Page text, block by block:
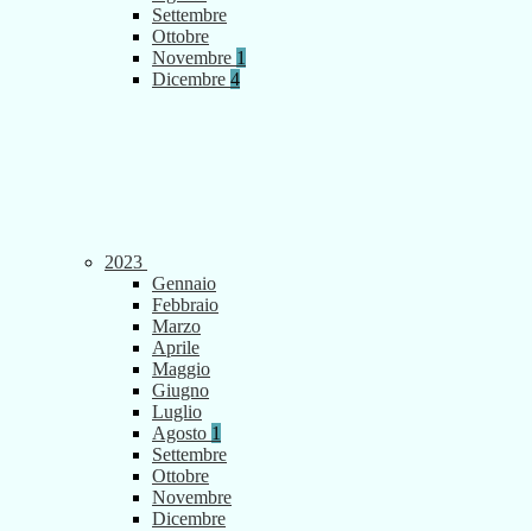
Settembre
Ottobre
Novembre 1
Dicembre 4
2023
Gennaio
Febbraio
Marzo
Aprile
Maggio
Giugno
Luglio
Agosto 1
Settembre
Ottobre
Novembre
Dicembre